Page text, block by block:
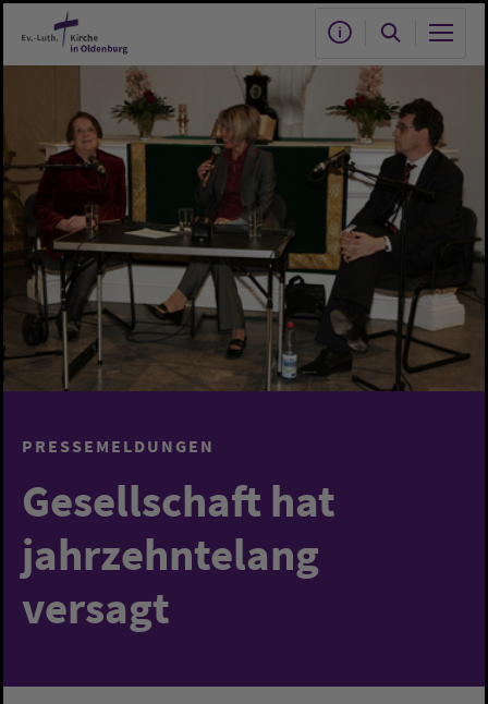
Zum Hauptinhalt springen
PRESSEMELDUNGEN
Gesellschaft hat
jahrzehntelang
versagt